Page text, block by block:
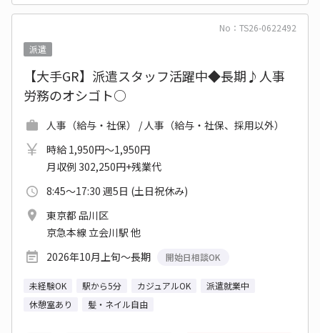
No：TS26-0622492
派遣
【大手GR】派遣スタッフ活躍中◆長期♪人事
労務のオシゴト○
人事（給与・社保） / 人事（給与・社保、採用以外）
時給 1,950円～1,950円
月収例 302,250円+残業代
8:45～17:30 週5日 (土日祝休み)
東京都 品川区
京急本線 立会川駅 他
2026年10月上旬～長期
開始日相談OK
未経験OK 駅から5分 カジュアルOK
派遣就業中
休憩室あり
髪・ネイル自由